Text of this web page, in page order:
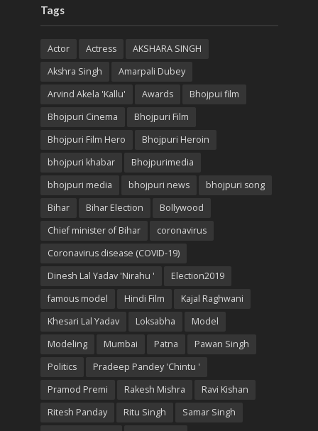
Tags
Actor Actress
AKSHARA SINGH
Akshra Singh
Amarpali Dubey
Arvind Akela 'Kallu'
Awards
Bhojpui film
Bhojpuri Cinema
Bhojpuri Film
Bhojpuri Film Hero
Bhojpuri Heroin
bhojpuri khabar
Bhojpurimedia
bhojpuri media
bhojpuri news
bhojpuri song
Bihar
Bihar Election
Bollywood
Chief minister of Bihar
coronavirus
Coronavirus disease (COVID-19)
Dinesh Lal Yadav 'Nirahu '
Election2019
famous model
Hindi Film
Kajal Raghwani
Khesari Lal Yadav
Loksabha
Model
Modeling
Mumbai Patna
Pawan Singh
Politics
Pradeep Pandey 'Chintu '
Pramod Premi
Rakesh Mishra
Ravi Kishan
Ritesh Panday
Ritu Singh
Samar Singh